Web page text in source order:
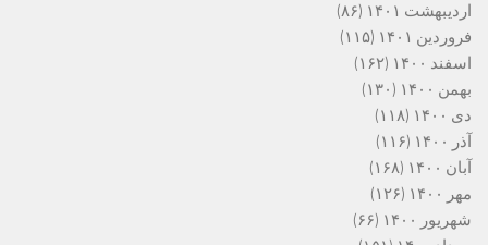
اردیبهشت ۱۴۰۱
(۸۶)
فروردین ۱۴۰۱
(۱۱۵)
اسفند ۱۴۰۰
(۱۶۲)
بهمن ۱۴۰۰
(۱۳۰)
دی ۱۴۰۰
(۱۱۸)
آذر ۱۴۰۰
(۱۱۶)
آبان ۱۴۰۰
(۱۶۸)
مهر ۱۴۰۰
(۱۲۶)
شهریور ۱۴۰۰
(۶۶)